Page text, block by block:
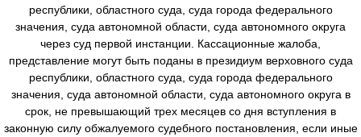
республики, областного суда, суда города федерального
значения, суда автономной области, суда автономного округа
через суд первой инстанции. Кассационные жалоба,
представление могут быть поданы в президиум верховного суда
республики, областного суда, суда города федерального
значения, суда автономной области, суда автономного округа в
срок, не превышающий трех месяцев со дня вступления в
законную силу обжалуемого судебного постановления, если иные